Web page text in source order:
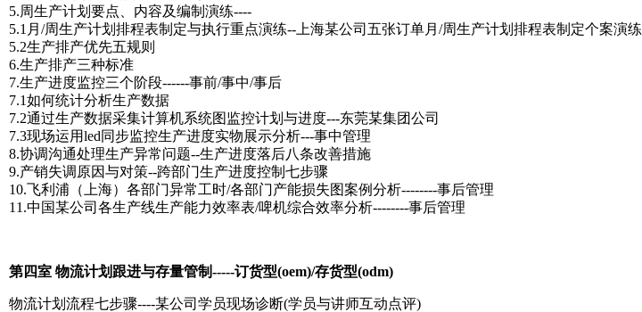
5.周生产计划要点、内容及编制演练----
5.1月/周生产计划排程表制定与执行重点演练--上海某公司五张订单月/周生产计划排程表制定个案演练
5.2生产排产优先五规则
6.生产排产三种标准
7.生产进度监控三个阶段------事前/事中/事后
7.1如何统计分析生产数据
7.2通过生产数据采集计算机系统图监控计划与进度---东莞某集团公司
7.3现场运用led同步监控生产进度实物展示分析---事中管理
8.协调沟通处理生产异常问题--生产进度落后八条改善措施
9.产销失调原因与对策--跨部门生产进度控制七步骤
10.飞利浦（上海）各部门异常工时/各部门产能损失图案例分析--------事后管理
11.中国某公司各生产线生产能力效率表/啤机综合效率分析--------事后管理
第四室 物流计划跟进与存量管制-----订货型(oem)/存货型(odm)
物流计划流程七步骤----某公司学员现场诊断(学员与讲师互动点评)